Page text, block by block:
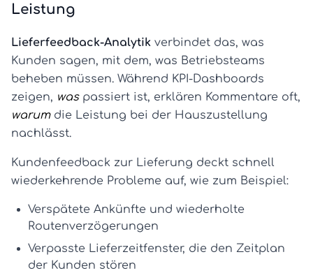
Leistung
Lieferfeedback-Analytik verbindet das, was
Kunden sagen, mit dem, was Betriebsteams
beheben müssen. Während KPI-Dashboards
zeigen, waspassiert ist, erklären Kommentare oft,
warumdie Leistung bei der Hauszustellung
nachlässt.
Kundenfeedback zur Lieferung deckt schnell
wiederkehrende Probleme auf, wie zum Beispiel:
Verspätete Ankünfte und wiederholte
Routenverzögerungen
Verpasste Lieferzeitfenster, die den Zeitplan
der Kunden stören